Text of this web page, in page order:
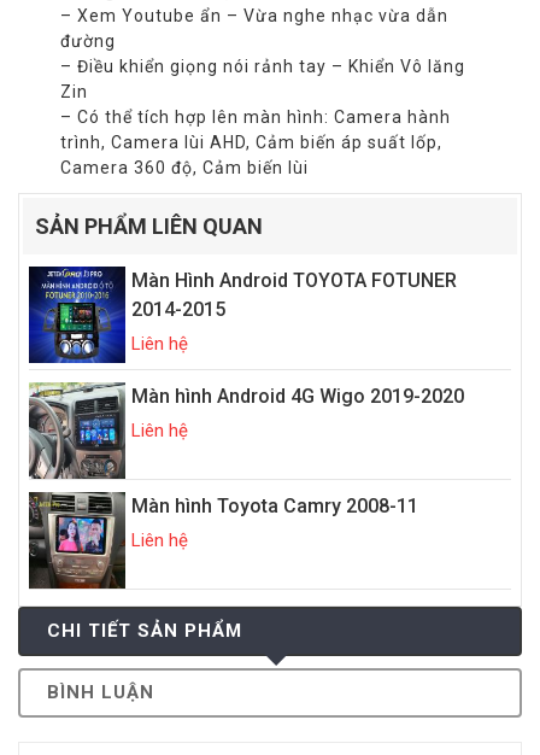
– Xem Youtube ẩn – Vừa nghe nhạc vừa dẫn
đường
– Điều khiển giọng nói rảnh tay – Khiển Vô lăng
Zin
– Có thể tích hợp lên màn hình: Camera hành
trình, Camera lùi AHD, Cảm biến áp suất lốp,
Camera 360 độ, Cảm biến lùi
SẢN PHẨM LIÊN QUAN
Màn Hình Android TOYOTA FOTUNER
2014-2015
Liên hệ
Màn hình Android 4G Wigo 2019-2020
Liên hệ
Màn hình Toyota Camry 2008-11
Liên hệ
CHI TIẾT SẢN PHẨM
BÌNH LUẬN